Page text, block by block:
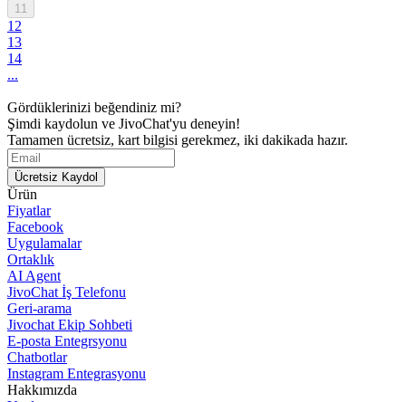
11
12
13
14
...
Gördüklerinizi beğendiniz mi?
Şimdi kaydolun ve JivoChat'yu deneyin!
Tamamen ücretsiz, kart bilgisi gerekmez, iki dakikada hazır.
Ücretsiz Kaydol
Ürün
Fiyatlar
Facebook
Uygulamalar
Ortaklık
AI Agent
JivoChat İş Telefonu
Geri-arama
Jivochat Ekip Sohbeti
E-posta Entegrsyonu
Chatbotlar
Instagram Entegrasyonu
Hakkımızda